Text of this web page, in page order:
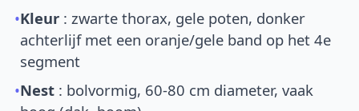
•Kleur : zwarte thorax, gele poten, donker
achterlijf met een oranje/gele band op het 4e
segment
•Nest : bolvormig, 60-80 cm diameter, vaak